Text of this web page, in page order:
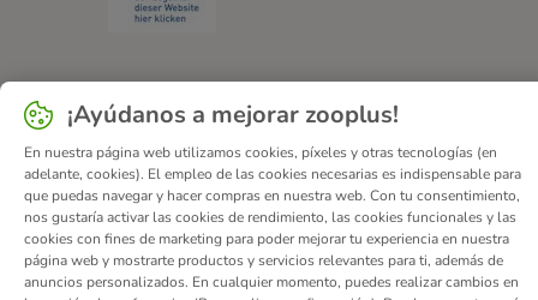
Quiénes somos Empleo Corporate Website
Condiciones comerciales generales
DSA
Formulario de desistimiento
Contacto
Gastos de envío y plazo de entrega
Formas de pago
Programa de afiliación
Protección de datos
Declaración de accesibilidad
¡Ayúdanos a mejorar zooplus!
En nuestra página web utilizamos cookies, píxeles y otras tecnologías (en
adelante, cookies). El empleo de las cookies necesarias es indispensable para
que puedas navegar y hacer compras en nuestra web. Con tu consentimiento,
nos gustaría activar las cookies de rendimiento, las cookies funcionales y las
cookies con fines de marketing para poder mejorar tu experiencia en nuestra
página web y mostrarte productos y servicios relevantes para ti, además de
anuncios personalizados. En cualquier momento, puedes realizar cambios en